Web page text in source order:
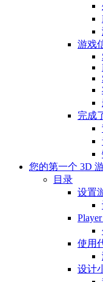
游戏
完成
您的第一个 3D
目录
设置
使用
设计